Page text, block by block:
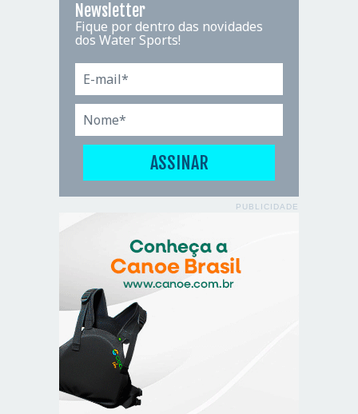
Newsletter
Fique por dentro das novidades
dos Water Sports!
PUBLICIDADE